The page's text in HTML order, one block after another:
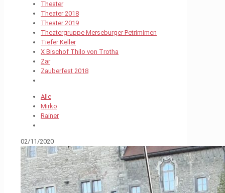
Theater
Theater 2018
Theater 2019
Theatergruppe Merseburger Petrimimen
Tiefer Keller
X Bischof Thilo von Trotha
Zar
Zauberfest 2018
Alle
Mirko
Rainer
02/11/2020